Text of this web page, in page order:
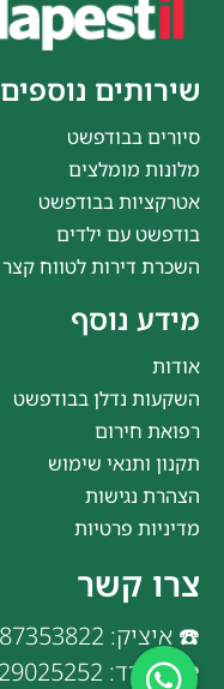
שירותים נוספים
סיורים בבודפשט
מלונות מומלצים
אטרקציות בבודפשט
בודפשט עם ילדים
השכרת דירות לטווח קצר
מידע נוסף
אודות
השקעות נדלן בבודפשט
רפואת חירום
תקנון ותנאי שימוש
הצהרת נגישות
מדיניות פרטיות
צרו קשר
☎️ איציק: 0587353822
☎️ משרד: 0529025252